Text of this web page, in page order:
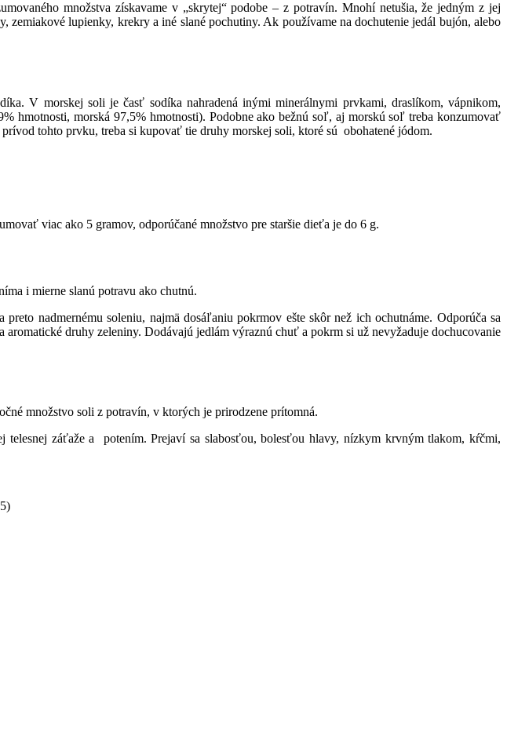
množstva získavame v „skrytej“ podobe – z potravín. Mnohí netušia, že jedným z jej
lupienky, krekry a iné slané pochutiny. Ak používame na dochutenie jedál bujón, alebo
V morskej soli je časť sodíka nahradená inými minerálnymi prvkami, draslíkom, vápnikom,
hmotnosti, morská 97,5% hmotnosti). Podobne ako bežnú soľ, aj morskú soľ treba konzumovať
tohto prvku, treba si kupovať tie druhy morskej soli, ktoré sú obohatené jódom.
viac ako 5 gramov, odporúčané množstvo pre staršie dieťa je do 6 g.
i mierne slanú potravu ako chutnú.
nadmernému soleniu, najmä dosáľaniu pokrmov ešte skôr než ich ochutnáme. Odporúča sa
druhy zeleniny. Dodávajú jedlám výraznú chuť a pokrm si už nevyžaduje dochucovanie
množstvo soli z potravín, v ktorých je prirodzene prítomná.
záťaže a potením. Prejaví sa slabosťou, bolesťou hlavy, nízkym krvným tlakom, kŕčmi,